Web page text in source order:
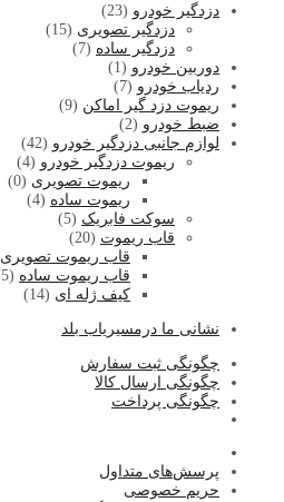
دزدگیر خودرو (23)
دزدگیر تصویری (15)
دزدگیر ساده (7)
دوربین خودرو (1)
ردیاب خودرو (7)
ریموت دزد گیر اماکن (9)
ضبط خودرو (2)
لوازم جانبی دزدگیر خودرو (42)
ریموت دزدگیر خودرو (4)
ریموت تصویری (0)
ریموت ساده (4)
سوکت فابریک (5)
قاب ریموت (20)
قاب ریموت تصویری
قاب ریموت ساده (5)
کیف ژله ای (14)
نشانی ما درمسیریاب بلد
چگونگی ثبت سفارش
چگونگی ارسال کالا
چگونگی پرداخت
پرسش‌های متداول
حریم خصوصی